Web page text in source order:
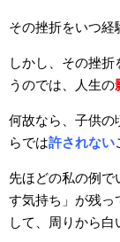
その挫折をいつ経
しかし、その挫折
うのでは、人生の
何故なら、子供の
らでは許されない
先ほどの私の例
す気持ち」が残っ
して、周りから白